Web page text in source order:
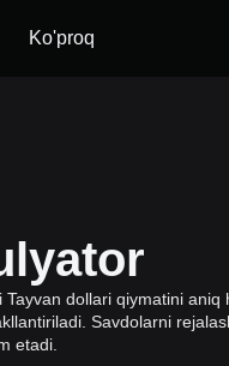
Ko'proq
dollari qiymatini
Savdolarni
etadi.